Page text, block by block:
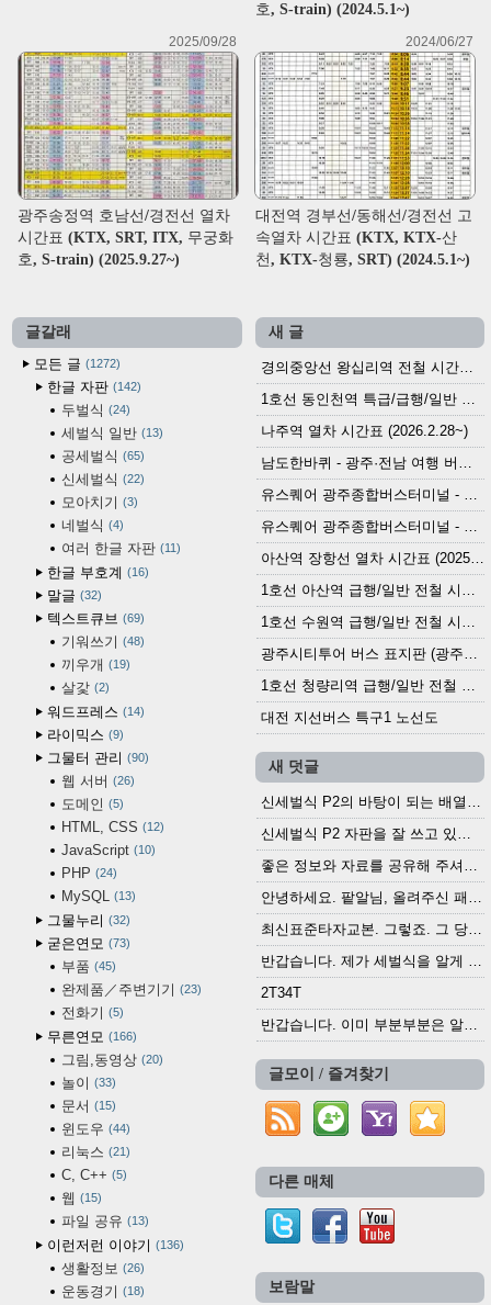
호, S-train) (2024.5.1~)
2025/09/28
광주송정역 호남선/경전선 열차
시간표 (KTX, SRT, ITX, 무궁화
호, S-train) (2025.9.27~)
2024/06/27
대전역 경부선/동해선/경전선 고
속열차 시간표 (KTX, KTX-산
천, KTX-청룡, SRT) (2024.5.1~)
글갈래
모든 글
1272
한글 자판 142
두벌식 24
세벌식 일반 13
공세벌식 65
신세벌식 22
모아치기 3
네벌식 4
여러 한글 자판 11
한글 부호계 16
말글 32
텍스트큐브 69
기워쓰기 48
끼우개 19
살갗 2
워드프레스 14
라이믹스 9
그물터 관리 90
웹 서버 26
도메인 5
HTML, CSS 12
JavaScript 10
PHP 24
MySQL 13
그물누리 32
굳은연모 73
부품 45
완제품／주변기기 23
전화기 5
무른연모 166
그림,동영상 20
놀이 33
문서 15
윈도우 44
리눅스 21
C, C++ 5
웹 15
파일 공유 13
이런저런 이야기 136
생활정보 26
운동경기 18
새 글
경의중앙선 왕십리역 전철 시간표 (2026.4.20~)
1호선 동인천역 특급/급행/일반 전철 시간표 (2026.2.28~)
나주역 열차 시간표 (2026.2.28~)
남도한바퀴 - 광주·전남 여행 버스 노선 (2026.3.1~5.31)
유스퀘어 광주종합버스터미널 - 곡성,순천／화순,보성,율포 방면 시외버스 시간표 (2026.1.31)
유스퀘어 광주종합버스터미널 - 담양, 순창, 남원, 무주, 장수, 거창, 대구 방면 시외버스 시간표 (2026...
아산역 장항선 열차 시간표 (2025.12.30 기준) (무궁화호, ITX-마음, 새마을호, 서해금빛열차)
1호선 아산역 급행/일반 전철 시간표 (2025.12.30~)
1호선 수원역 급행/일반 전철 시간표 (2025.12.30~)
광주시티투어 버스 표지판 (광주역 정류장) (2024?)
1호선 청량리역 급행/일반 전철 시간표 · 노선도 (2025.12.30~)
대전 지선버스 특구1 노선도
새 덧글
신세벌식 P2의 바탕이 되는 배열이나 주요 기능...
신세벌식 P2 자판을 잘 쓰고 있습니다. 쓰기 편리...
좋은 정보와 자료를 공유해 주셔서 고맙습니다....
안녕하세요. 팥알님, 올려주신 패치 여러모로 감사...
최신표준타자교본. 그렇죠. 그 당시에 최신 표준...
반갑습니다. 제가 세벌식을 알게 되어 세벌식 써...
2T34T
반갑습니다. 이미 부분부분은 알려진 정보들이...
글모이 / 즐겨찾기
다른 매체
보람말